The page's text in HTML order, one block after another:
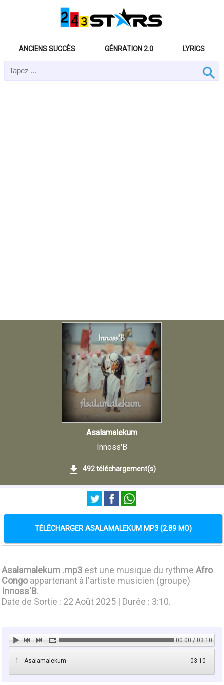
ANCIENS SUCCÈS GÉNRATION 2.0 LYRICS
Asalamalekum
Innoss'B
492 téléchargement(s)
TÉLÉCHARGER ASALAMALEKUM MP3 (2.89 MO)
Asalamalekum .mp3 est une musique du rythmeAfro
Congoappartenant à l'artiste musicien (groupe)
Innoss'B.
Date de Sortie : 22 Août 2025 | Durée : 3:10.
00:00 / 03:10
1 03:10
Asalamalekum